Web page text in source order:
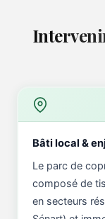
Bâti local &
Le parc de
composé de
en secteurs